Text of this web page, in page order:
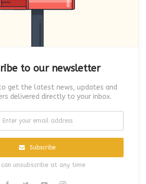
to our newsletter
get the latest news, updates and
delivered directly to your inbox.
Subscribe
can unsubscribe at any time